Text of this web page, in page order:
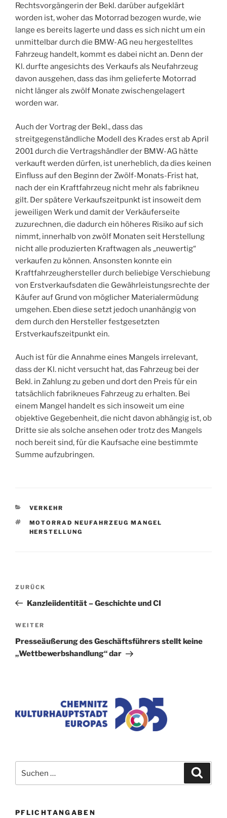
Rechtsvorgängerin der Bekl. darüber aufgeklärt
worden ist, woher das Motorrad bezogen wurde, wie
lange es bereits lagerte und dass es sich nicht um ein
unmittelbar durch die BMW-AG neu hergestelltes
Fahrzeug handelt, kommt es dabei nicht an. Denn der
Kl. durfte angesichts des Verkaufs als Neufahrzeug
davon ausgehen, dass das ihm gelieferte Motorrad
nicht länger als zwölf Monate zwischengelagert
worden war.
Auch der Vortrag der Bekl., dass das
streitgegenständliche Modell des Krades erst ab April
2001 durch die Vertragshändler der BMW-AG hätte
verkauft werden dürfen, ist unerheblich, da dies keinen
Einfluss auf den Beginn der Zwölf-Monats-Frist hat,
nach der ein Kraftfahrzeug nicht mehr als fabrikneu
gilt. Der spätere Verkaufszeitpunkt ist insoweit dem
jeweiligen Werk und damit der Verkäuferseite
zuzurechnen, die dadurch ein höheres Risiko auf sich
nimmt, innerhalb von zwölf Monaten seit Herstellung
nicht alle produzierten Kraftwagen als „neuwertig“
verkaufen zu können. Ansonsten konnte ein
Kraftfahrzeughersteller durch beliebige Verschiebung
von Erstverkaufsdaten die Gewährleistungsrechte der
Käufer auf Grund von möglicher Materialermüdung
umgehen. Eben diese setzt jedoch unanhängig von
dem durch den Hersteller festgesetzten
Erstverkaufszeitpunkt ein.
Auch ist für die Annahme eines Mangels irrelevant,
dass der Kl. nicht versucht hat, das Fahrzeug bei der
Bekl. in Zahlung zu geben und dort den Preis für ein
tatsächlich fabrikneues Fahrzeug zu erhalten. Bei
einem Mangel handelt es sich insoweit um eine
objektive Gegebenheit, die nicht davon abhängig ist, ob
Dritte sie als solche ansehen oder trotz des Mangels
noch bereit sind, für die Kaufsache eine bestimmte
Summe aufzubringen.
KATEGORIEN
VERKEHR
SCHLAGWÖRTER
MOTORRAD NEUFAHRZEUG MANGEL
HERSTELLUNG
Beitragsnavigation
Vorheriger
Beitrag
ZURÜCK
Kanzleiidentität – Geschichte und CI
Nächster
Beitrag
WEITER
Presseäußerung des Geschäftsführers stellt keine
„Wettbewerbshandlung“ dar
nach:
PFLICHTANGABEN